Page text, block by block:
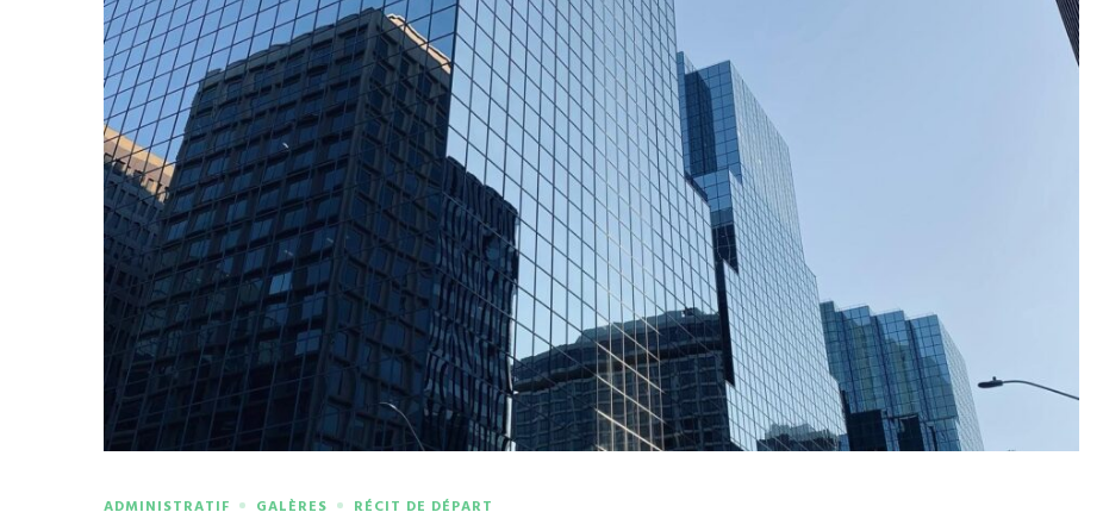
ADMINISTRATIF GALÈRES RÉCIT DE DÉPART